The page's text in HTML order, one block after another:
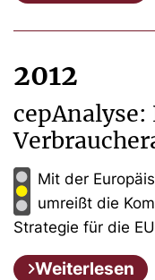
2012
cepAnalyse:
Mit der
umreißt die
Strategie für die
Weiterlesen